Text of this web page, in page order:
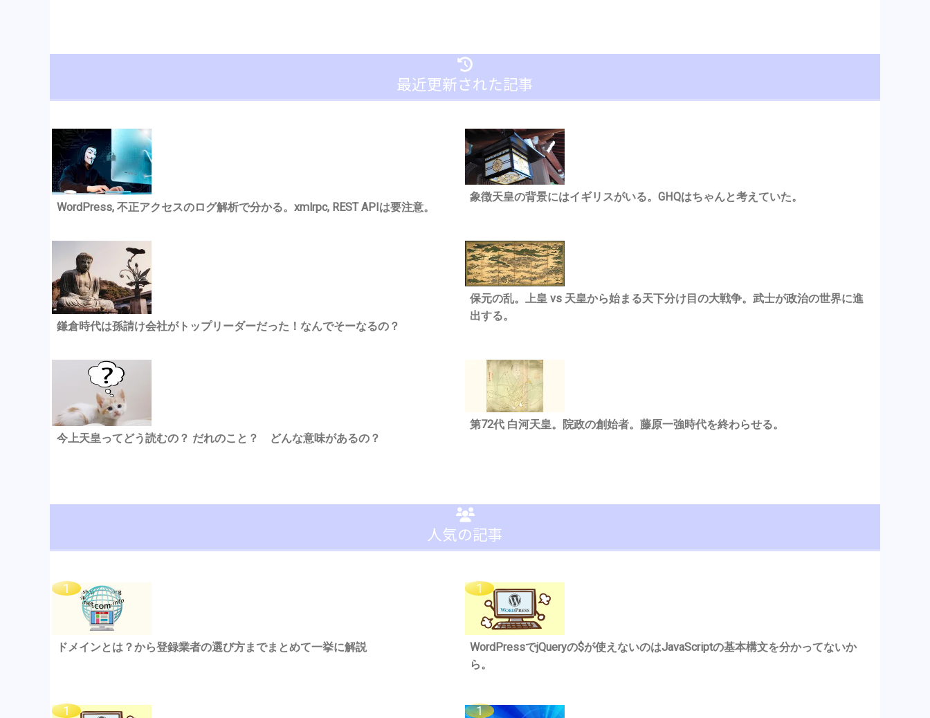
最近更新された記事
WordPress, 不正アクセスのログ解析で分かる。xmlrpc, REST APIは要注意。
象徴天皇の背景にはイギリスがいる。GHQはちゃんと考えていた。
鎌倉時代は孫請け会社がトップリーダーだった！なんでそーなるの？
保元の乱。上皇 vs 天皇から始まる天下分け目の大戦争。武士が政治の世界に進
出する。
今上天皇ってどう読むの？ だれのこと？ どんな意味があるの？
第72代 白河天皇。院政の創始者。藤原一強時代を終わらせる。
人気の記事
ドメインとは？から登録業者の選び方までまとめて一挙に解説
WordPressでjQueryの$が使えないのはJavaScriptの基本構文を分かってないか
ら。